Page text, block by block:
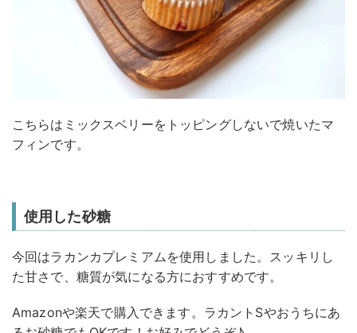
こちらはミックスベリーをトッピングしないで焼いたマ
フィンです。
使用した砂糖
今回はラカンカプレミアムを使用しました。スッキリし
た甘さで、糖質が気になる方におすすめです。
Amazonや楽天で購入できます。ラカントSやおうちにあ